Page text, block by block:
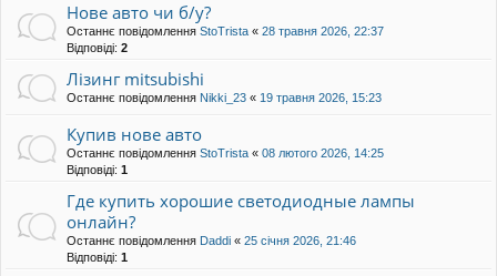
Нове авто чи б/у?
Останнє повідомлення StoTrista « 28 травня 2026, 22:37
Відповіді: 2
Лізинг mitsubishi
Останнє повідомлення Nikki_23 « 19 травня 2026, 15:23
Купив нове авто
Останнє повідомлення StoTrista « 08 лютого 2026, 14:25
Відповіді: 1
Где купить хорошие светодиодные лампы
онлайн?
Останнє повідомлення Daddi « 25 січня 2026, 21:46
Відповіді: 1